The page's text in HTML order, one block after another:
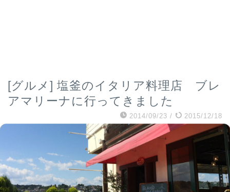
[グルメ] 塩釜のイタリア料理店 ブレ
アマリーナに行ってきました
2014/09/23 / 2015/12/18